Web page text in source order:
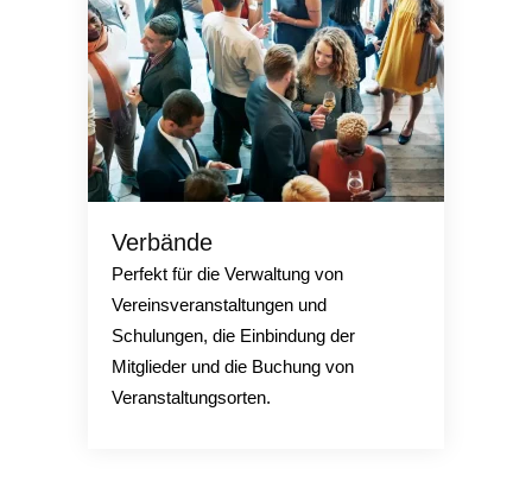
Verbände
Perfekt für die Verwaltung von
Vereinsveranstaltungen und
Schulungen, die Einbindung der
Mitglieder und die Buchung von
Veranstaltungsorten.